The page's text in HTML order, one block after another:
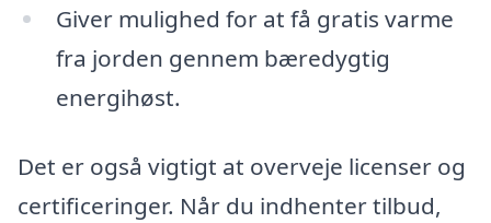
Giver mulighed for at få gratis varme
fra jorden gennem bæredygtig
energihøst.
Det er også vigtigt at overveje licenser og
certificeringer. Når du indhenter tilbud,